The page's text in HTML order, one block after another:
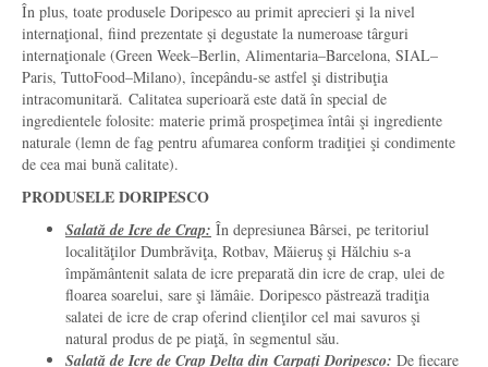
În plus, toate produsele Doripesco au primit aprecieri şi la nivel
internaţional, fiind prezentate şi degustate la numeroase târguri
internaţionale (Green Week–Berlin, Alimentaria–Barcelona, SIAL–
Paris, TuttoFood–Milano), începându-se astfel şi distribuţia
intracomunitară. Calitatea superioară este dată în special de
ingredientele folosite: materie primă prospeţimea întâi şi ingrediente
naturale (lemn de fag pentru afumarea conform tradiţiei şi condimente
de cea mai bună calitate).
PRODUSELE DORIPESCO
Salată de Icre de Crap: În depresiunea Bârsei, pe teritoriul
localităţilor Dumbrăviţa, Rotbav, Măieruş şi Hălchiu s-a
împământenit salata de icre preparată din icre de crap, ulei de
floarea soarelui, sare şi lămâie. Doripesco păstrează tradiţia
salatei de icre de crap oferind clienţilor cel mai savuros şi
natural produs de pe piaţă, în segmentul său.
Salată de Icre de Crap Delta din Carpaţi Doripesco: De fiecare